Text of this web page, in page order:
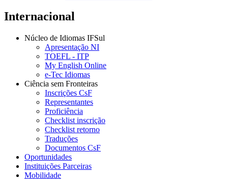
Internacional
Núcleo de Idiomas IFSul
Apresentação NI
TOEFL - ITP
My English Online
e-Tec Idiomas
Ciência sem Fronteiras
Inscrições CsF
Representantes
Proficiência
Checklist inscrição
Checklist retorno
Traduções
Documentos CsF
Oportunidades
Instituições Parceiras
Mobilidade